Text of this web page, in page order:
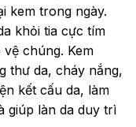
kem trong ngày.
khỏi tia cực tím
chúng. Kem
thư da, cháy nắng,
kết cấu da, làm
giúp làn da duy trì